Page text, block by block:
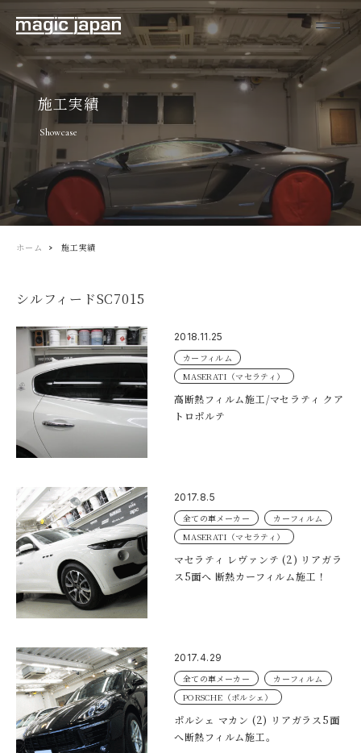
施工実績
Showcase
ホーム 施工実績
シルフィードSC7015
2018.11.25
カーフィルム
MASERATI（マセラティ）
高断熱フィルム施工/マセラティ クア
トロポルテ
2017.8.5
全ての車メーカー
カーフィルム
MASERATI（マセラティ）
マセラティ レヴァンテ (2) リアガラ
ス5面へ 断熱カーフィルム施工！
2017.4.29
全ての車メーカー
カーフィルム
PORSCHE（ポルシェ）
ポルシェ マカン (2) リアガラス5面
へ断熱フィルム施工。